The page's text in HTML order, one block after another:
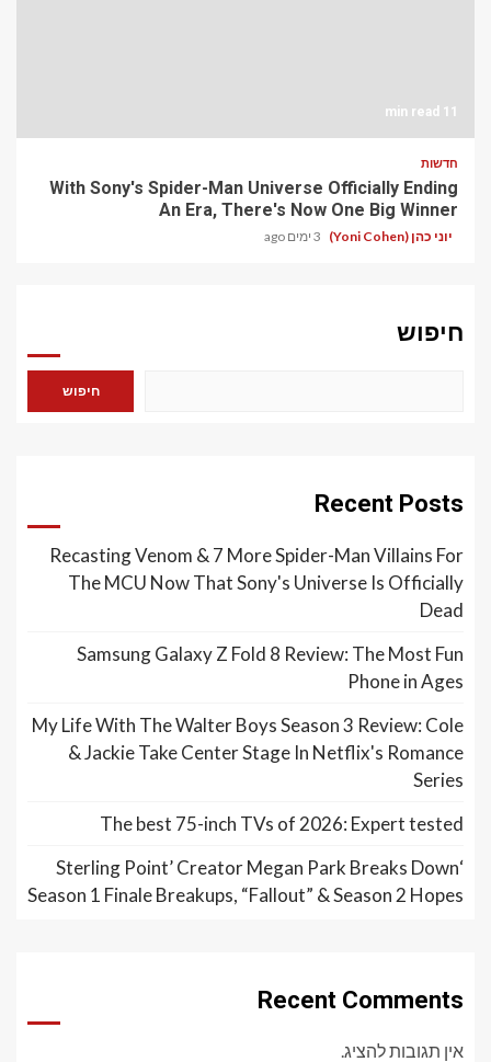
11 min read
חדשות
With Sony's Spider-Man Universe Officially Ending
An Era, There's Now One Big Winner
יוני כהן (Yoni Cohen) 3 ימים ago
חיפוש
חיפוש
Recent Posts
Recasting Venom & 7 More Spider-Man Villains For
The MCU Now That Sony's Universe Is Officially
Dead
Samsung Galaxy Z Fold 8 Review: The Most Fun
Phone in Ages
My Life With The Walter Boys Season 3 Review: Cole
& Jackie Take Center Stage In Netflix's Romance
Series
The best 75-inch TVs of 2026: Expert tested
‘Sterling Point’ Creator Megan Park Breaks Down
Season 1 Finale Breakups, “Fallout” & Season 2 Hopes
Recent Comments
אין תגובות להציג.